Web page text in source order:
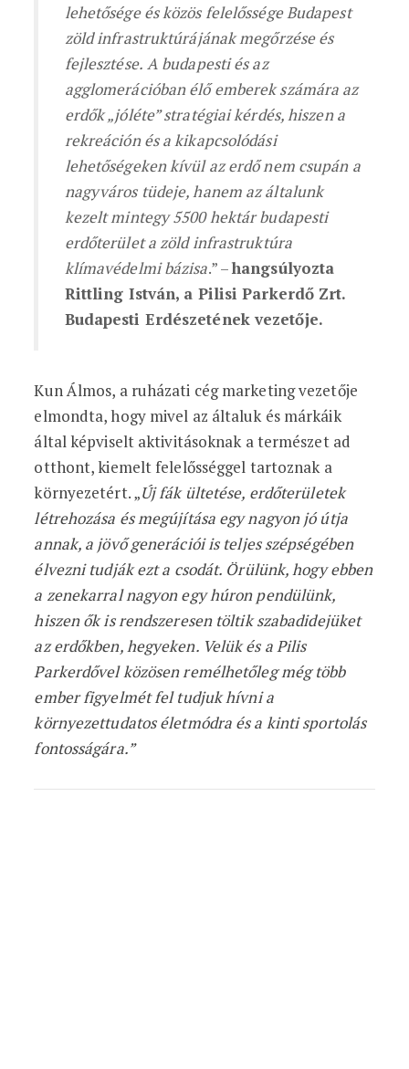
lehetősége és közös felelőssége Budapest
zöld infrastruktúrájának megőrzése és
fejlesztése. A budapesti és az
agglomerációban élő emberek számára az
erdők „jóléte” stratégiai kérdés, hiszen a
rekreáción és a kikapcsolódási
lehetőségeken kívül az erdő nem csupán a
nagyváros tüdeje, hanem az általunk
kezelt mintegy 5500 hektár budapesti
erdőterület a zöld infrastruktúra
klímavédelmi bázisa.” –hangsúlyozta
Rittling István, a Pilisi Parkerdő Zrt.
Budapesti Erdészetének vezetője.
Kun Álmos, a ruházati cég marketing vezetője
elmondta, hogy mivel az általuk és márkáik
által képviselt aktivitásoknak a természet ad
otthont, kiemelt felelősséggel tartoznak a
környezetért. „Új fák ültetése, erdőterületek
létrehozása és megújítása egy nagyon jó útja
annak, a jövő generációi is teljes szépségében
élvezni tudják ezt a csodát. Örülünk, hogy ebben
a zenekarral nagyon egy húron pendülünk,
hiszen ők is rendszeresen töltik szabadidejüket
az erdőkben, hegyeken. Velük és a Pilis
Parkerdővel közösen remélhetőleg még több
ember figyelmét fel tudjuk hívni a
környezettudatos életmódra és a kinti sportolás
fontosságára.”